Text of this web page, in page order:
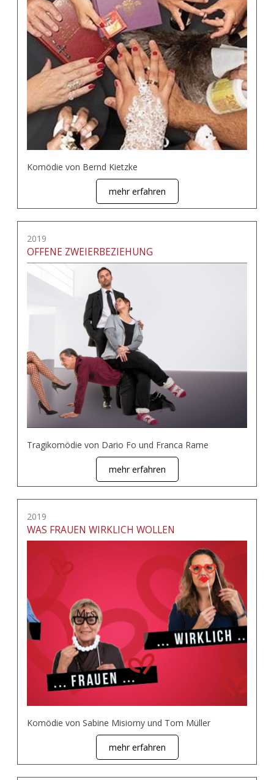
Komödie von Bernd Kietzke
mehr erfahren
2019
OFFENE ZWEIERBEZIEHUNG
Tragikomödie von Dario Fo und Franca Rame
mehr erfahren
2019
WAS FRAUEN WIRKLICH WOLLEN
Komödie von Sabine Misiorny und Tom Müller
mehr erfahren